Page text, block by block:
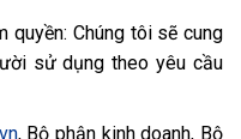
quyền: Chúng tôi sẽ cung
sử dụng theo yêu cầu
, Bộ phận kinh doanh, Bộ